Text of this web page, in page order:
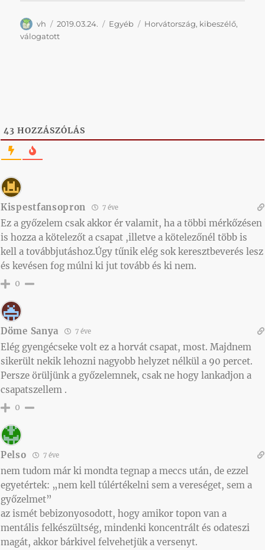
Szerző
vh Közzétéve
2019.03.24. Kategória
Egyéb Címke
Horvátország, kibeszélő,
válogatott
43 HOZZÁSZÓLÁS
Kispestfansopron 7 éve
Ez a győzelem csak akkor ér valamit, ha a többi mérkőzésen
is hozza a kötelezőt a csapat ,illetve a kötelezőnél több is
kell a továbbjutáshoz.Úgy tűnik elég sok keresztbeverés lesz
és kevésen fog múlni ki jut tovább és ki nem.
0
Döme Sanya 7 éve
Elég gyengécseke volt ez a horvát csapat, most. Majdnem
sikerült nekik lehozni nagyobb helyzet nélkül a 90 percet.
Persze örüljünk a győzelemnek, csak ne hogy lankadjon a
csapatszellem .
0
Pelso 7 éve
nem tudom már ki mondta tegnap a meccs után, de ezzel
egyetértek: „nem kell túlértékelni sem a vereséget, sem a
győzelmet”
az ismét bebizonyosodott, hogy amikor topon van a
mentális felkészültség, mindenki koncentrált és odateszi
magát, akkor bárkivel felvehetjük a versenyt.